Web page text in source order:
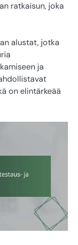
ratkaisun, joka
alustat, jotka
ja
on elintärkeää